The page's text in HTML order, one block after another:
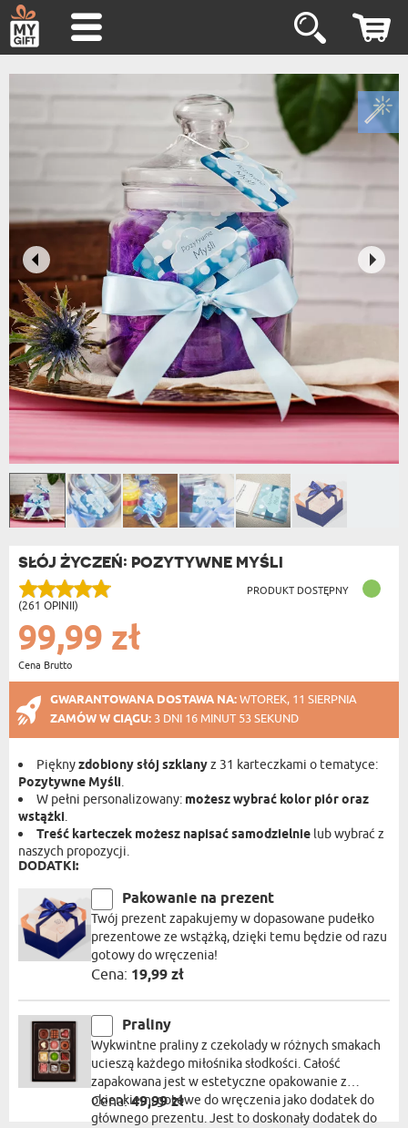
SŁÓJ ŻYCZEŃ: POZYTYWNE MYŚLI
(261 OPINII)
PRODUKT DOSTĘPNY
99,99 zł
Cena Brutto
GWARANTOWANA DOSTAWA NA:WTOREK, 11 SIERPNIA
ZAMÓW W CIĄGU: 3 DNI 16 MINUT 53 SEKUND
Pięknyzdobiony słój szklanyz 31 karteczkami o tematyce:
Pozytywne Myśli.
W pełni personalizowany: możesz wybrać kolor piór oraz
wstążki.
Treść karteczek możesz napisać samodzielnie lub wybrać z
naszych propozycji.
DODATKI:
Pakowanie na prezent
Twój prezent zapakujemy w dopasowane pudełko
prezentowe ze wstążką, dzięki temu będzie od razu
gotowy do wręczenia!
Cena: 19,99 zł
Praliny
Wykwintne praliny z czekolady w różnych smakach
ucieszą każdego miłośnika słodkości. Całość
zapakowana jest w estetyczne opakowanie z
okienkiem, gotowe do wręczenia jako dodatek do
głównego prezentu. Jest to doskonały dodatek do
Cena:49,99 zł